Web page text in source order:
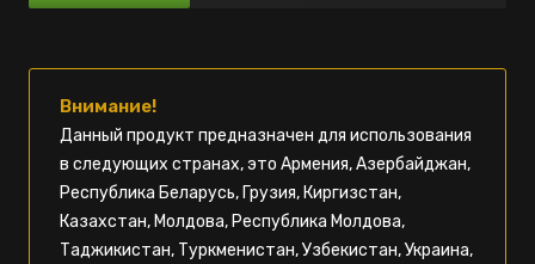
Внимание!
Данный продукт предназначен для использования
в следующих странах, это Армения, Азербайджан,
Республика Беларусь, Грузия, Киргизстан,
Казахстан, Молдова, Республика Молдова,
Таджикистан, Туркменистан, Узбекистан, Украина,